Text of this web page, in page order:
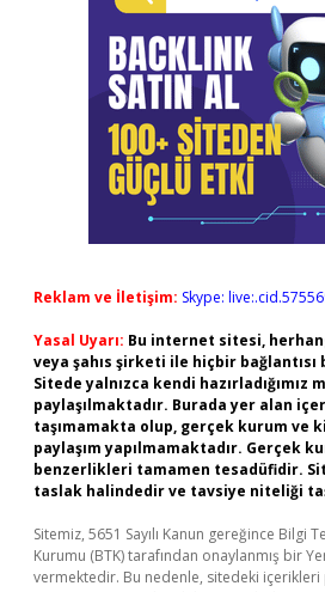
Reklam ve İletişim: Skype:
Yasal Uyarı: Bu internet sitesi,
veya şahıs şirketi ile hiçbir
Sitede yalnızca kendi hazırladığımız
paylaşılmaktadır. Burada yer alan
taşımamakta olup, gerçek kurum ve
paylaşım yapılmamaktadır. Gerçek
benzerlikleri tamamen tesadüfidir.
taslak halindedir ve tavsiye niteliği
Sitemiz, 5651 Sayılı Kanun gereğince Bilgi
Kurumu (BTK) tarafından onaylanmış bir
vermektedir. Bu nedenle, sitedeki